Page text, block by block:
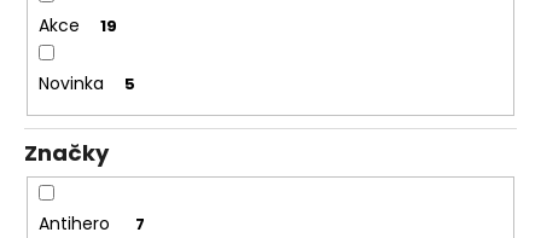
ůAkce 19
Novinka 5
Značky
Antihero 7
a
t
?